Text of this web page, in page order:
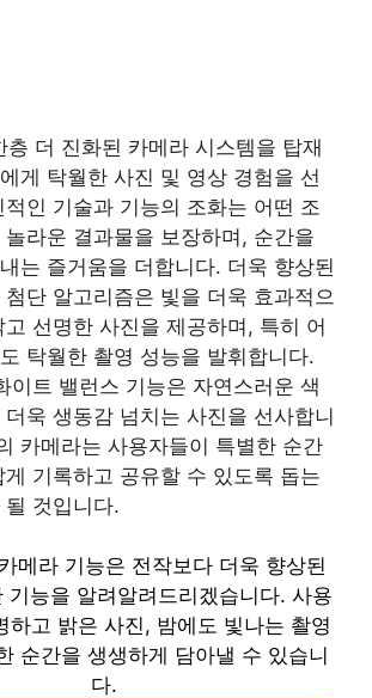
층 더 진화된 카메라 시스템을 탑재
게 탁월한 사진 및 영상 경험을 선
인 기술과 기능의 조화는 어떤 조
라운 결과물을 보장하며, 순간을
는 즐거움을 더합니다. 더욱 향상된
단 알고리즘은 빛을 더욱 효과적으
고 선명한 사진을 제공하며, 특히 어
탁월한 촬영 성능을 발휘합니다.
이트 밸런스 기능은 자연스러운 색
욱 생동감 넘치는 사진을 선사합니
카메라는 사용자들이 특별한 순간
기록하고 공유할 수 있도록 돕는
것입니다.
메라 기능은 전작보다 더욱 향상된
기능을 알려알려드리겠습니다. 사용
하고 밝은 사진, 밤에도 빛나는 촬영
순간을 생생하게 담아낼 수 있습니
다.